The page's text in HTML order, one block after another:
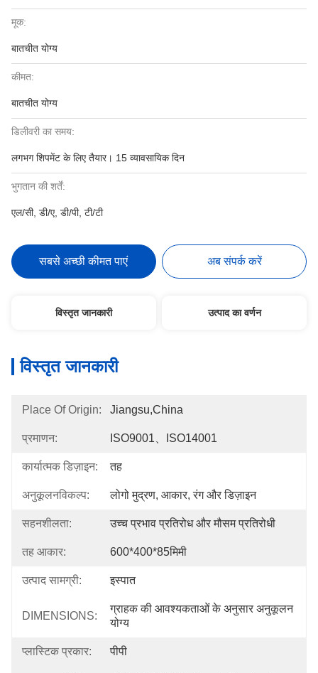
मूक:
बातचीत योग्य
कीमत:
बातचीत योग्य
डिलीवरी का समय:
लगभग शिपमेंट के लिए तैयार। 15 व्यावसायिक दिन
भुगतान की शर्तें:
एल/सी, डी/ए, डी/पी, टी/टी
सबसे अच्छी कीमत पाएं अब संपर्क करें
विस्तृत जानकारी उत्पाद का वर्णन
विस्तृत जानकारी
Place Of Origin: Jiangsu,China
प्रमाणन: ISO9001、ISO14001
कार्यात्मक डिज़ाइन: तह
अनुकूलनविकल्प: लोगो मुद्रण, आकार, रंग और डिज़ाइन
सहनशीलता: उच्च प्रभाव प्रतिरोध और मौसम प्रतिरोधी
तह आकार: 600*400*85मिमी
उत्पाद सामग्री: इस्पात
DIMENSIONS:
ग्राहक की आवश्यकताओं के अनुसार अनुकूलन
योग्य
प्लास्टिक प्रकार: पीपी